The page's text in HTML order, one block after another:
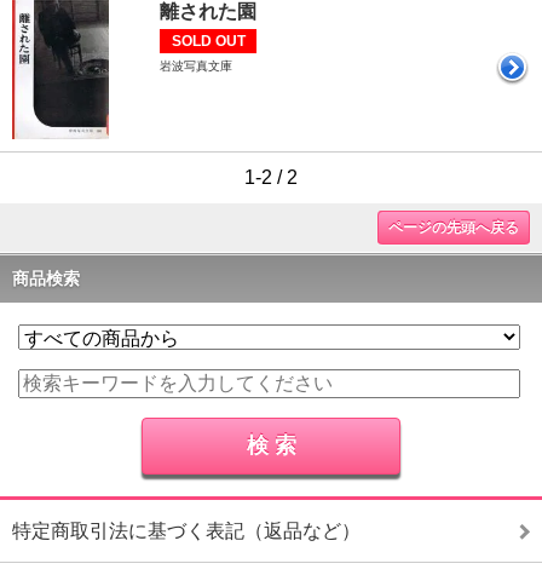
離された園
SOLD OUT
岩波写真文庫
1-2 / 2
ページの先頭へ戻る
商品検索
特定商取引法に基づく表記（返品など）